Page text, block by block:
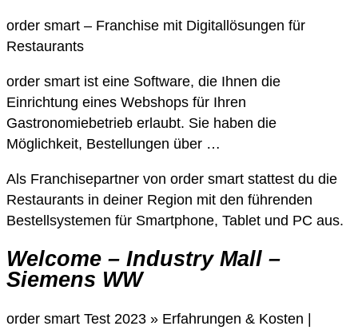
order smart – Franchise mit Digitallösungen für
Restaurants
order smart ist eine Software, die Ihnen die
Einrichtung eines Webshops für Ihren
Gastronomiebetrieb erlaubt. Sie haben die
Möglichkeit, Bestellungen über …
Als Franchisepartner von order smart stattest du die
Restaurants in deiner Region mit den führenden
Bestellsystemen für Smartphone, Tablet und PC aus.
Welcome – Industry Mall –
Siemens WW
order smart Test 2023 » Erfahrungen & Kosten |